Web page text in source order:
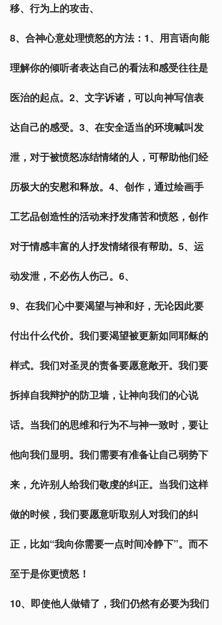
移、行为上的攻击、
8、合神心意处理愤怒的方法：1、用言语向能
理解你的倾听者表达自己的看法和感受往往是
医治的起点。2、文字诉诸，可以向神写信表
达自己的感受。3、在安全适当的环境喊叫发
泄，对于被愤怒冻结情绪的人，可帮助他们经
历极大的安慰和释放。4、创作，通过绘画手
工艺品创造性的活动来抒发痛苦和愤怒，创作
对于情感丰富的人抒发情绪很有帮助。5、运
动发泄，不必伤人伤己。6、
9、在我们心中要渴望与神和好，无论因此要
付出什么代价。我们要渴望被更新如同耶稣的
样式。我们对圣灵的责备要愿意敞开。我们要
拆掉自我辩护的防卫墙，让神向我们的心说
话。当我们的思维和行为不与神一致时，要让
他向我们显明。我们需要有准备让自己弱势下
来，允许别人给我们敬虔的纠正。当我们这样
做的时候，我们要愿意听取别人对我们的纠
正，比如“我向你需要一点时间冷静下”。而不
至于是你更愤怒！
10、即使他人做错了，我们仍然有必要为我们